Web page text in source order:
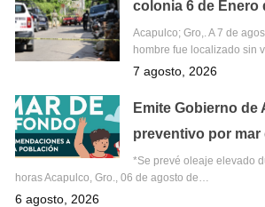
colonia 6 de Enero
Acapulco; Gro,. A 7 de
hombre fue localizado sin
7 agosto, 2026
Emite Gobierno
preventivo por mar
*Se prevé oleaje elevado
horas Acapulco, Gro., 06 de agosto de…
6 agosto, 2026